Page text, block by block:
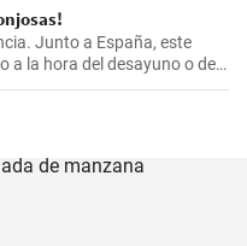
Junto a España, este
hoy, vuestras